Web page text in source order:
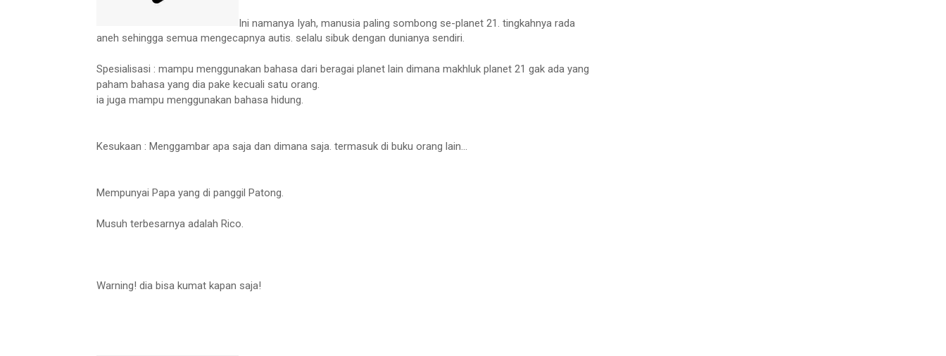
Ini namanya Iyah, manusia paling sombong se-planet 21. tingkahnya rada
aneh sehingga semua mengecapnya autis. selalu sibuk dengan dunianya sendiri.
Spesialisasi : mampu menggunakan bahasa dari beragai planet lain dimana makhluk planet 21 gak ada yang
paham bahasa yang dia pake kecuali satu orang.
ia juga mampu menggunakan bahasa hidung.
Kesukaan : Menggambar apa saja dan dimana saja. termasuk di buku orang lain...
Mempunyai Papa yang di panggil Patong.
Musuh terbesarnya adalah Rico.
Warning! dia bisa kumat kapan saja!